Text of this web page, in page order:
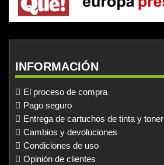
INFORMACIÓN
El proceso de compra
Pago seguro
Entrega de cartuchos de tinta y toner
Cambios y devoluciones
Condiciones de uso
Opinión de clientes